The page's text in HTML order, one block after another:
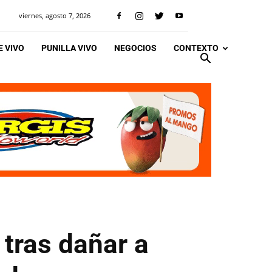
viernes, agosto 7, 2026
VIVO PUNILLA VIVO NEGOCIOS CONTEXTO
dañar a